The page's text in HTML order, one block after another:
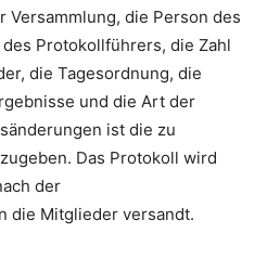
Versammlung, die Person des
Protokollführers, die Zahl
die Tagesordnung, die
und die Art der
ist die zu
Das Protokoll wird
der
die Mitglieder versandt.